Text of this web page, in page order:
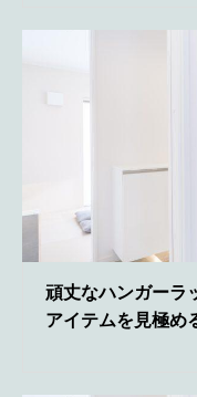
頑丈なハンガーラ
アイテムを見極め